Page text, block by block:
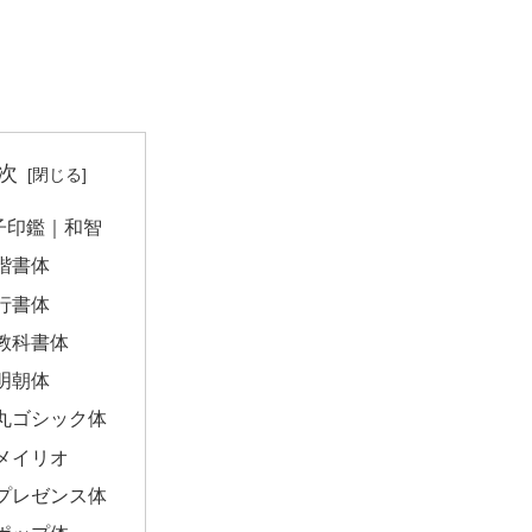
印鑑｜和智
書体
書体
科書体
朝体
ゴシック体
イリオ
レゼンス体